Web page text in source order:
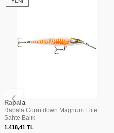
Rapala
Rapala Countdown Magnum Elite
Sahte Balık
1.418,41 TL